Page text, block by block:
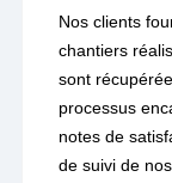
Nos clients
chantiers
sont
processus
notes de
de suivi de